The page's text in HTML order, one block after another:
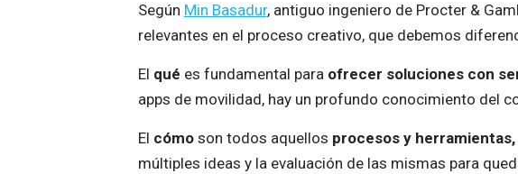
Según Min Basadur, antiguo ingeniero de Procter &
relevantes en el proceso creativo, que debemos
El qué es fundamental para ofrecer soluciones con
apps de movilidad, hay un profundo conocimiento del
El cómoson todos aquellos procesos y
múltiples ideas y la evaluación de las mismas para